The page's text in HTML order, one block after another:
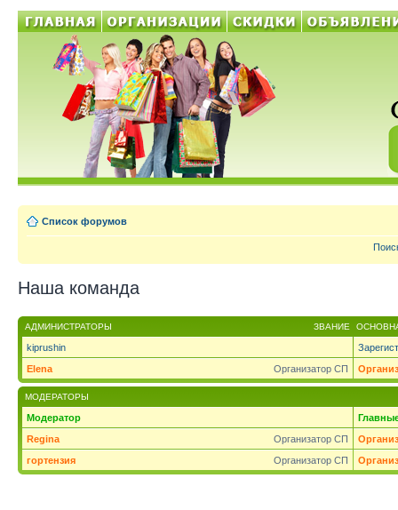
Список форумов
Наша команда
ЗВАНИЕ
АДМИНИСТРАТОРЫ
kiprushin
Организатор СП
Elena
МОДЕРАТОРЫ
Модератор
Организатор СП
Regina
Организатор СП
гортензия